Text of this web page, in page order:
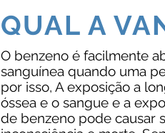
QUAL A
O benzeno é facilmente
sanguínea quando uma
por isso, A exposição a
óssea e o sangue e a
de benzeno pode causar